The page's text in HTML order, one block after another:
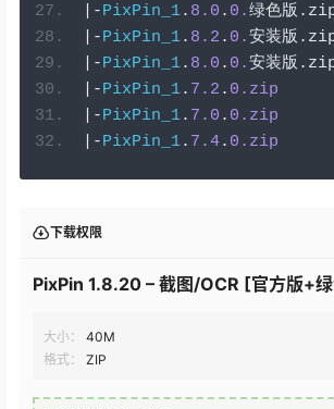
|-PixPin_1. 8.0 . 0.绿色版.
|-PixPin_1. 8.2 . 0.安装版.
|-PixPin_1. 8.0 . 0.安装版.
|-PixPin_1. 7.2 . 0.zip
|-PixPin_1. 7.0 . 0.zip
|-PixPin_1. 7.4. 0.zip
下载权限
PixPin 1.8.20 – 截图/OCR [官方版+
大小：
40M
格式：
ZIP